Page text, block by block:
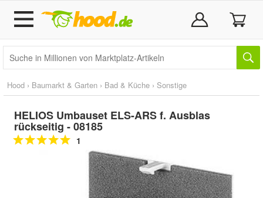
Hood › Baumarkt & Garten › Bad & Küche › Sonstige
HELIOS Umbauset ELS-ARS f. Ausblas
rückseitig - 08185
1